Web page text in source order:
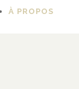
À PROPOS